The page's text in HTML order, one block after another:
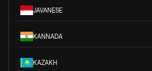
JAVANESE
KANNADA
KAZAKH